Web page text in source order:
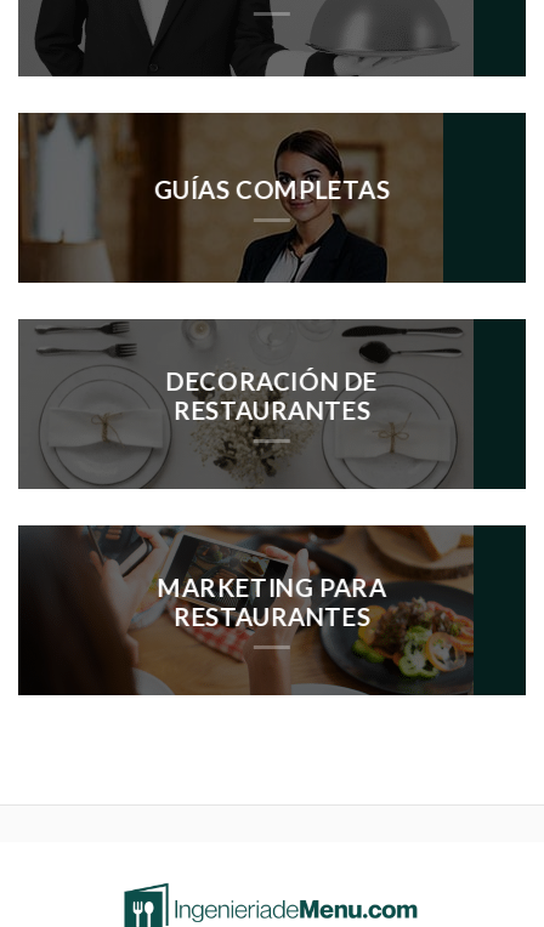
GUÍAS COMPLETAS
DECORACIÓN DE
RESTAURANTES
MARKETING PARA
RESTAURANTES